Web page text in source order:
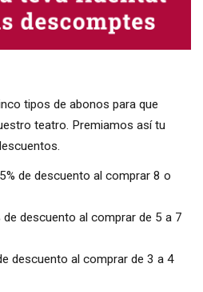
tipos de abonos para que
teatro. Premiamos así tu
de descuento al comprar 8 o
de descuento al comprar de 5 a 7
descuento al comprar de 3 a 4